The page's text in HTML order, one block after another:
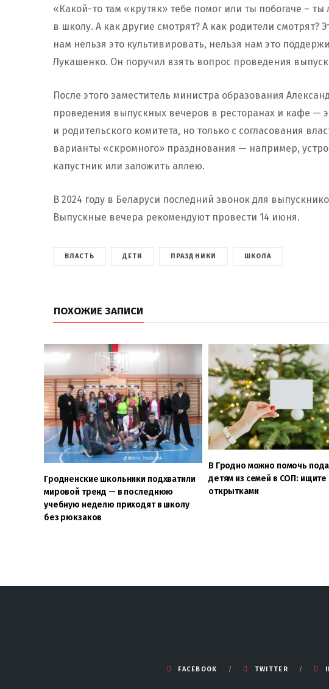
«Какой-то там «крутяк»‎ тебе помог или ты побогаче –
в школу. А как другие смотрят? А как родители
нам нельзя это культивировать, нельзя нам это
Лукашенко. Он поручил взять вопрос проведения
После этого заместитель министра образования
проведения выпускных вечеров в ресторанах и кафе —
и родительского комитета, но только с согласования
варианты «скромного» празднования — например,
капустник или заложить аллею.
В 2024 году в Беларуси последний звонок для
Выпускные вечера рекомендуют провести 14 июня.
ВЛАСТЬ ДЕТИ ПРАЗДНИКИ ШКОЛА
ПОХОЖИЕ ЗАПИСИ
Гродненские школьники подхватили
мировой тренд — в последнюю
учебную неделю приходят в школу
без рюкзаков
В Гродно можно помочь
детям из семей в СОП: ищите
открытками
FACEBOOK TWITTER